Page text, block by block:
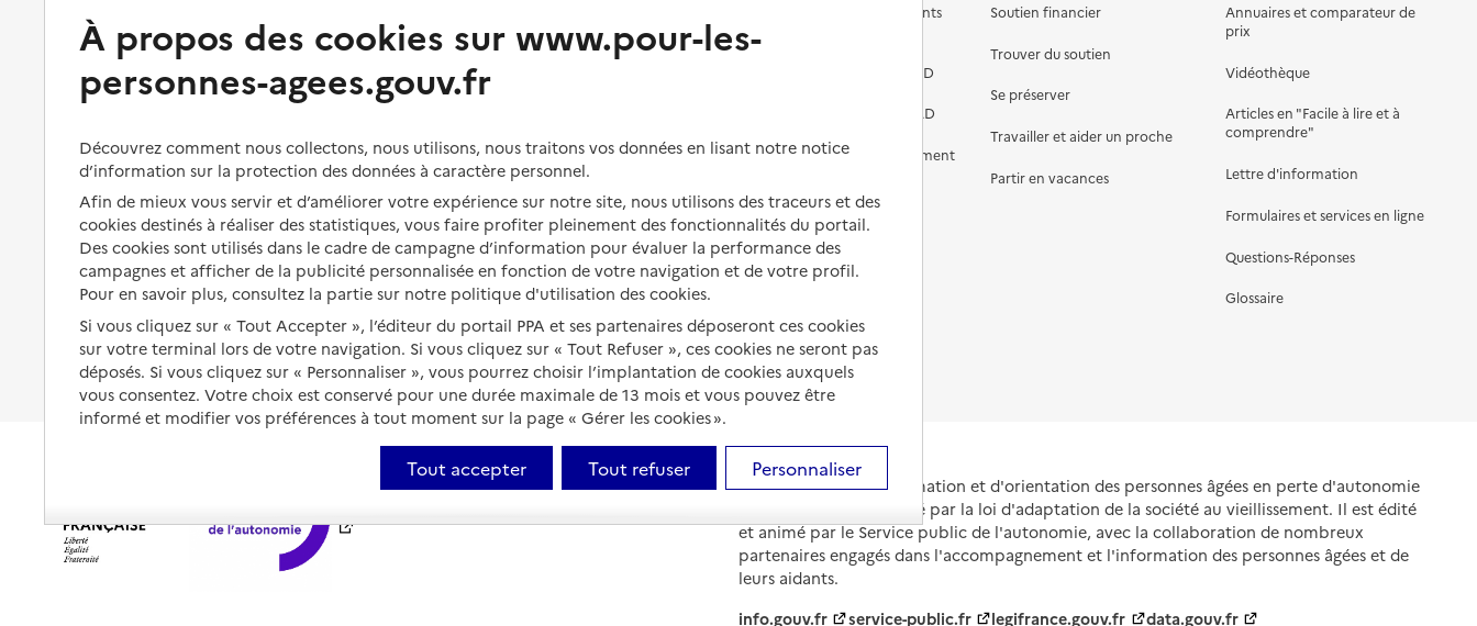
et droits
s'équiper
santé
Organiser à l'avance sa propre
protection
Les mesures de protection
Les obligations de la famille
À qui s’adresser ?
Les politiques du grand âge
Bénéficier de soins à domicile
Aides financières
Partager son logement
Vivre à domicile avec une
maladie ou un handicap
Être hospitalisé
Fin de vie à domicile
Vivre dans une résidence avec
Vivre en accueil familial
Autres solutions de logement
Les différents établissements
Préparer l'entrée en EHPAD
Aides financières en EHPAD
Prévention, accompagnement
Comprendre les prix en
EHPAD
Droits en EHPAD
Fin de vie en EHPAD
Soutien financier
Trouver du soutien
Se préserver
Travailler et aider un proche
Partir en vacances
Annuaires et comparateur de
prix
Vidéothèque
Articles en "Facile à lire et à
comprendre"
Lettre d'information
Formulaires et services en ligne
Questions-Réponses
Glossaire
Portail national d'information et d'orientation des personnes âgées en perte d'autonomie
et de leurs proches, créé par la loi d'adaptation de la société au vieillissement. Il est édité
et animé par le Service public de l'autonomie, avec la collaboration de nombreux
partenaires engagés dans l'accompagnement et l'information des personnes âgées et de
leurs aidants.
info.gouv.fr
service-public.fr legifrance.gouv.fr data.gouv.fr
À propos des cookies sur www.pour-les-
personnes-agees.gouv.fr
Découvrez comment nous collectons, nous utilisons, nous traitons vos données en lisant notre notice
d’information sur la protection des données à caractère personnel.
Afin de mieux vous servir et d’améliorer votre expérience sur notre site, nous utilisons des traceurs et des
cookies destinés à réaliser des statistiques, vous faire profiter pleinement des fonctionnalités du portail.
Des cookies sont utilisés dans le cadre de campagne d’information pour évaluer la performance des
campagnes et afficher de la publicité personnalisée en fonction de votre navigation et de votre profil.
Pour en savoir plus, consultez la partie sur notre politique d'utilisation des cookies.
Si vous cliquez sur « Tout Accepter », l’éditeur du portail PPA et ses partenaires déposeront ces cookies
sur votre terminal lors de votre navigation. Si vous cliquez sur « Tout Refuser », ces cookies ne seront pas
déposés. Si vous cliquez sur « Personnaliser », vous pourrez choisir l’implantation de cookies auxquels
vous consentez. Votre choix est conservé pour une durée maximale de 13 mois et vous pouvez être
informé et modifier vos préférences à tout moment sur la page « Gérer les cookies ».
Tout accepter Tout refuser Personnaliser